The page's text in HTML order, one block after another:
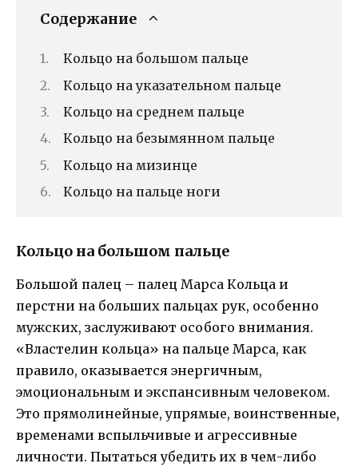
Содержание
Кольцо на большом пальце
Кольцо на указательном пальце
Кольцо на среднем пальце
Кольцо на безымянном пальце
Кольцо на мизинце
Кольцо на пальце ноги
Кольцо на большом пальце
Большой палец – палец Марса Кольца и
перстни на больших пальцах рук, особенно
мужских, заслуживают особого внимания.
«Властелин кольца» на пальце Марса, как
правило, оказывается энергичным,
эмоциональным и экспансивным человеком.
Это прямолинейные, упрямые, воинственные,
временами вспыльчивые и агрессивные
личности. Пытаться убедить их в чем-либо